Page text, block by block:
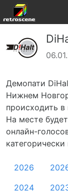
Демопати
Нижнем
происходить
На месте
онлайн-
2026
2024